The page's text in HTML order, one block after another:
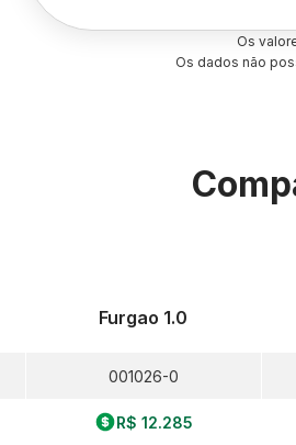
Os
Os dados não
Furgao 1.0
001026-0
R$ 12.285